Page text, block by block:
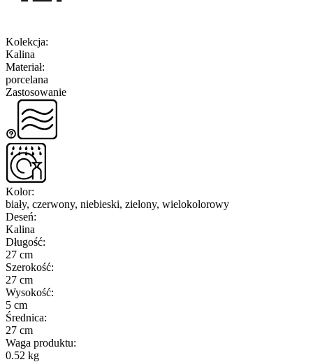
Kolekcja:
Kalina
Materiał:
porcelana
Zastosowanie
Kolor:
biały, czerwony, niebieski, zielony, wielokolorowy
Deseń:
Kalina
Długość:
27 cm
Szerokość:
27 cm
Wysokość:
5 cm
Średnica:
27 cm
Waga produktu:
0.52 kg